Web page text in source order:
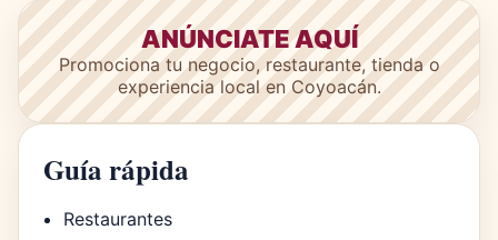
ANÚNCIATE AQUÍ
Promociona tu negocio, restaurante, tienda o
experiencia local en Coyoacán.
Guía rápida
Restaurantes